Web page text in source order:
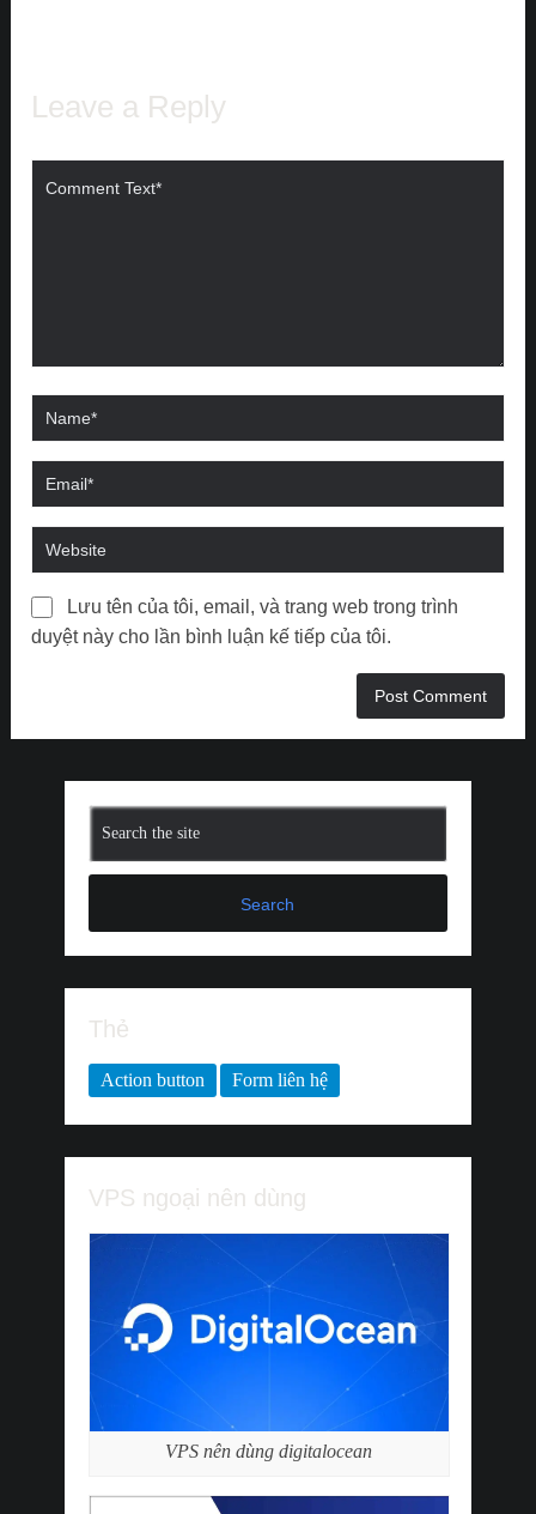
Leave a Reply
Lưu tên của tôi, email, và trang web trong trình
duyệt này cho lần bình luận kế tiếp của tôi.
Search
Thẻ
Action button Form liên hệ
VPS ngoại nên dùng
VPS nên dùng digitalocean